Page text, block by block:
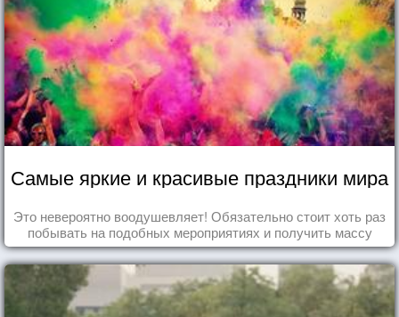
Самые яркие и красивые праздники мира
Это невероятно воодушевляет! Обязательно стоит хоть раз
побывать на подобных мероприятиях и получить массу
впечатлений!